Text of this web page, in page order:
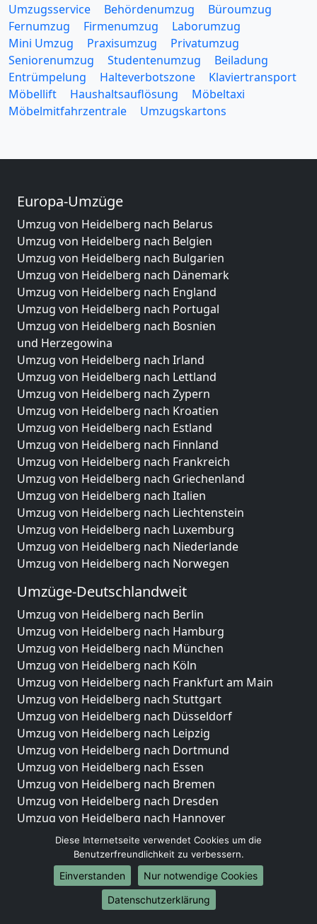
Umzugsservice Behördenumzug
Büroumzug
Fernumzug
Firmenumzug
Laborumzug
Mini Umzug
Praxisumzug
Privatumzug
Seniorenumzug
Studentenumzug
Beiladung
Entrümpelung
Halteverbotszone
Klaviertransport
Möbellift
Haushaltsauflösung
Möbeltaxi
Möbelmitfahrzentrale
Umzugskartons
Europa-Umzüge
Umzug von Heidelberg nach Belarus
Umzug von Heidelberg nach Belgien
Umzug von Heidelberg nach Bulgarien
Umzug von Heidelberg nach Dänemark
Umzug von Heidelberg nach England
Umzug von Heidelberg nach Portugal
Umzug von Heidelberg nach Bosnien
und Herzegowina
Umzug von Heidelberg nach Irland
Umzug von Heidelberg nach Lettland
Umzug von Heidelberg nach Zypern
Umzug von Heidelberg nach Kroatien
Umzug von Heidelberg nach Estland
Umzug von Heidelberg nach Finnland
Umzug von Heidelberg nach Frankreich
Umzug von Heidelberg nach Griechenland
Umzug von Heidelberg nach Italien
Umzug von Heidelberg nach Liechtenstein
Umzug von Heidelberg nach Luxemburg
Umzug von Heidelberg nach Niederlande
Umzug von Heidelberg nach Norwegen
Umzüge-Deutschlandweit
Umzug von Heidelberg nach Berlin
Umzug von Heidelberg nach Hamburg
Umzug von Heidelberg nach München
Umzug von Heidelberg nach Köln
Umzug von Heidelberg nach Frankfurt am Main
Umzug von Heidelberg nach Stuttgart
Umzug von Heidelberg nach Düsseldorf
Umzug von Heidelberg nach Leipzig
Umzug von Heidelberg nach Dortmund
Umzug von Heidelberg nach Essen
Umzug von Heidelberg nach Bremen
Umzug von Heidelberg nach Dresden
Umzug von Heidelberg nach Hannover
Umzug von Heidelberg nach Nürnberg
Umzug von Heidelberg nach Duisburg
Umzug von Heidelberg nach Bochum
Umzug von Heidelberg nach Wuppertal
Umzug von Heidelberg nach Bielefeld
Diese Internetseite verwendet Cookies um die
Benutzerfreundlichkeit zu verbessern.
Einverstanden
Nur notwendige Cookies
Datenschutzerklärung